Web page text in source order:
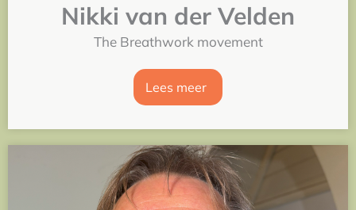
Nikki van der Velden
The Breathwork movement
Lees meer